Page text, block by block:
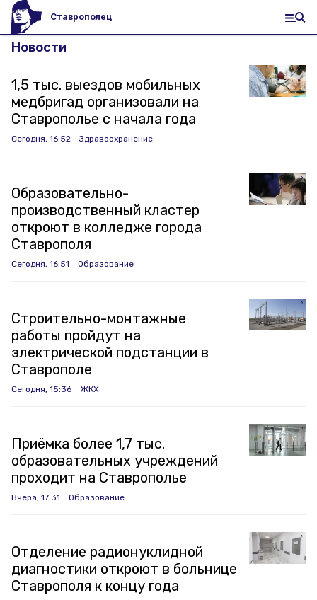
Ставрополец
Новости
1,5 тыс. выездов мобильных
медбригад организовали на
Ставрополье с начала года
Сегодня, 16:52 Здравоохранение
Образовательно-
производственный кластер
откроют в колледже города
Ставрополя
Сегодня, 16:51 Образование
Строительно-монтажные
работы пройдут на
электрической подстанции в
Ставрополе
Сегодня, 15:36 ЖКХ
Приёмка более 1,7 тыс.
образовательных учреждений
проходит на Ставрополье
Вчера, 17:31 Образование
Отделение радионуклидной
диагностики откроют в больнице
Ставрополя к концу года